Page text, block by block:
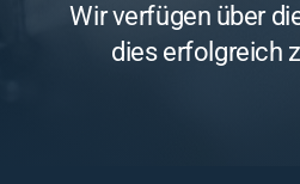
Wir verfügen über
dies erfolgreich